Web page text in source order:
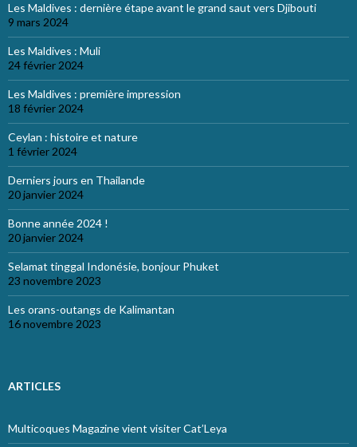
Les Maldives : dernière étape avant le grand saut vers Djibouti
9 mars 2024
Les Maldives : Muli
24 février 2024
Les Maldives : première impression
18 février 2024
Ceylan : histoire et nature
1 février 2024
Derniers jours en Thailande
20 janvier 2024
Bonne année 2024 !
20 janvier 2024
Selamat tinggal Indonésie, bonjour Phuket
23 novembre 2023
Les orans-outangs de Kalimantan
16 novembre 2023
ARTICLES
Multicoques Magazine vient visiter Cat’Leya